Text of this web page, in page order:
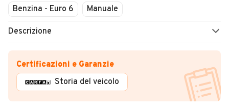
Benzina - Euro 6
Manuale
Descrizione
Certificazioni e Garanzie
Storia del veicolo